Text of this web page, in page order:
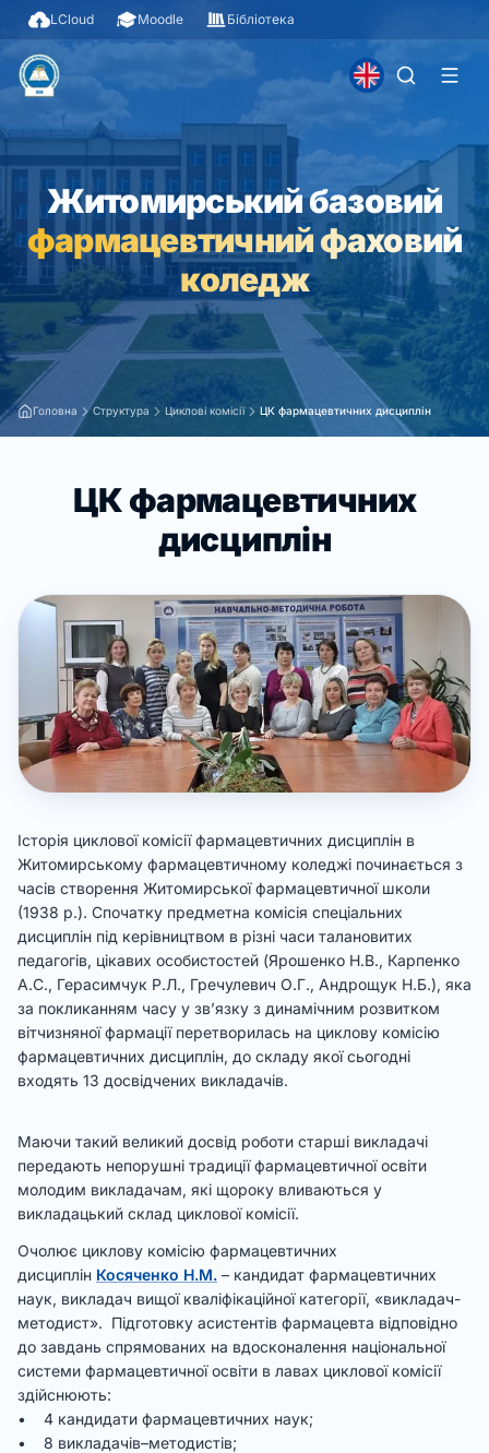
LCloud Moodle Бібліотека
Житомирський базовий
фармацевтичний фаховий
коледж
Головна Структура Циклові комісії ЦК фармацевтичних дисциплін
ЦК фармацевтичних
дисциплін
Історія циклової комісії фармацевтичних дисциплін в
Житомирському фармацевтичному коледжі починається з
часів створення Житомирської фармацевтичної школи
(1938 р.). Спочатку предметна комісія спеціальних
дисциплін під керівництвом в різні часи талановитих
педагогів, цікавих особистостей (Ярошенко Н.В., Карпенко
А.С., Герасимчук Р.Л., Гречулевич О.Г., Андрощук Н.Б.), яка
за покликанням часу у зв’язку з динамічним розвитком
вітчизняної фармації перетворилась на циклову комісію
фармацевтичних дисциплін, до складу якої сьогодні
входять 13 досвідчених викладачів.
Маючи такий великий досвід роботи старші викладачі
передають непорушні традиції фармацевтичної освіти
молодим викладачам, які щороку вливаються у
викладацький склад циклової комісії.
Очолює циклову комісію фармацевтичних
дисциплін Косяченко Н.М. – кандидат фармацевтичних
наук, викладач вищої кваліфікаційної категорії, «викладач-
методист». Підготовку асистентів фармацевта відповідно
до завдань спрямованих на вдосконалення національної
системи фармацевтичної освіти в лавах циклової комісії
здійснюють:
• 4 кандидати фармацевтичних наук;
• 8 викладачів–методистів;